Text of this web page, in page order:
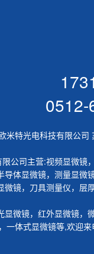
米特光电科技有限公司
公司主营:视频显微镜，
导体显微镜， 测量显微
微镜， 刀具测量仪， 层
显微镜， 红外显微镜，
， 一体式显微镜等,欢迎来